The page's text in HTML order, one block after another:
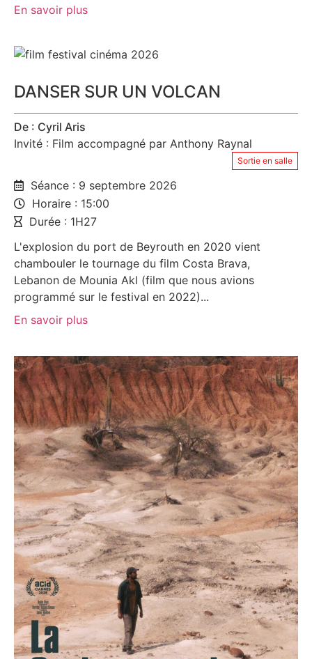
En savoir plus
DANSER SUR UN VOLCAN
De : Cyril Aris
Invité : Film accompagné par Anthony Raynal
Sortie en salle
Séance : 9 septembre 2026
Horaire : 15:00
Durée : 1H27
L'explosion du port de Beyrouth en 2020 vient
chambouler le tournage du film Costa Brava,
Lebanon de Mounia Akl (film que nous avions
programmé sur le festival en 2022)...
En savoir plus